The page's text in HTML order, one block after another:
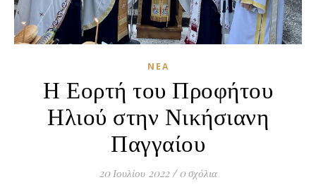
ΝΈΑ
Η Εορτή του Προφήτου
Ηλιού στην Νικήσιανη
Παγγαίου
20 Ιουλίου 2022 / 0 σχόλια